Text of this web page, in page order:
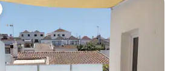
s oznakom „Odabrali gosti”